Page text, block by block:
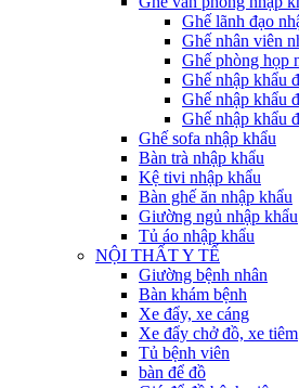
Ghế lãnh đạo
Ghế nhân viên
Ghế phòng họp
Ghế nhập khẩu
Ghế nhập khẩu
Ghế nhập khẩu
Ghế sofa nhập khẩu
Bàn trà nhập khẩu
Kệ tivi nhập khẩu
Bàn ghế ăn nhập khẩu
Giường ngủ nhập khẩu
Tủ áo nhập khẩu
NỘI THẤT Y TẾ
Giường bệnh nhân
Bàn khám bệnh
Xe đẩy, xe cáng
Xe đẩy chở đồ, xe tiêm
Tủ bệnh viên
bàn để đồ